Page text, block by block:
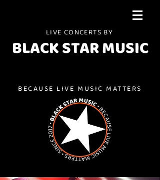
LIVE CONCERTS BY
BLACK STAR MUSIC
BECAUSE LIVE MUSIC MATTERS